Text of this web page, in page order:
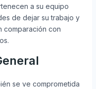
a su equipo
de dejar su trabajo y
comparación con
se ve comprometida